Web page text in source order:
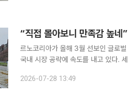
르노코리아가 올해 3월 선보인 글로
국내 시장 공략에 속도를 내고 있다.
원주시 르노코리아 원주대리점에서
2026-07-28 13:49